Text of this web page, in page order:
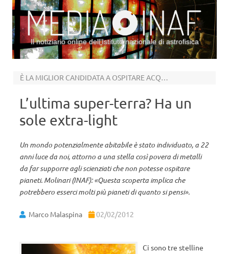
Il notiziario online dell’Istituto nazionale di astrofisica
È LA MIGLIOR CANDIDATA A OSPITARE ACQUA LIQUIDA
L’ultima super-terra? Ha un
sole extra-light
Un mondo potenzialmente abitabile è stato individuato, a 22
anni luce da noi, attorno a una stella così povera di metalli
da far supporre agli scienziati che non potesse ospitare
pianeti. Molinari (INAF): «Questa scoperta implica che
potrebbero esserci molti più pianeti di quanto si pensi».
Marco Malaspina 02/02/2012
Ci sono tre stelline